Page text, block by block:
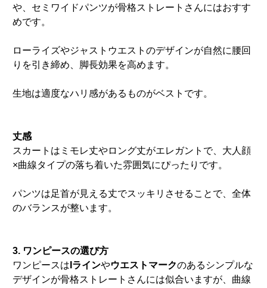
や、セミワイドパンツが骨格ストレートさんにはおすす
めです。
ローライズやジャストウエストのデザインが自然に腰回
りを引き締め、脚長効果を高めます。
生地は適度なハリ感があるものがベストです。
丈感
スカートはミモレ丈やロング丈がエレガントで、大人顔
×曲線タイプの落ち着いた雰囲気にぴったりです。
パンツは足首が見える丈でスッキリさせることで、全体
のバランスが整います。
3. ワンピースの選び方
ワンピースは Iラインやウエストマークのあるシンプルな
デザインが骨格ストレートさんには似合いますが、曲線